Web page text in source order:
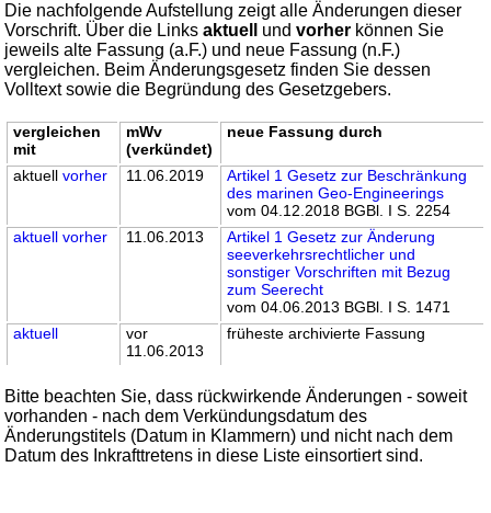
Die nachfolgende Aufstellung zeigt alle Änderungen dieser
Vorschrift. Über die Linksaktuell undvorher können Sie
jeweils alte Fassung (a.F.) und neue Fassung (n.F.)
vergleichen. Beim Änderungsgesetz finden Sie dessen
Volltext sowie die Begründung des Gesetzgebers.
vergleichen
mit
mWv
(verkündet)
neue Fassung durch
aktuellvorher 11.06.2019
Artikel 1 Gesetz zur Beschränkung
des marinen Geo-Engineerings
vom 04.12.2018 BGBl. I S. 2254
aktuell vorher 11.06.2013
Artikel 1 Gesetz zur Änderung
seeverkehrsrechtlicher und
sonstiger Vorschriften mit Bezug
zum Seerecht
vom 04.06.2013 BGBl. I S. 1471
aktuell
vor
11.06.2013
früheste archivierte Fassung
Bitte beachten Sie, dass rückwirkende Änderungen - soweit
vorhanden - nach dem Verkündungsdatum des
Änderungstitels (Datum in Klammern) und nicht nach dem
Datum des Inkrafttretens in diese Liste einsortiert sind.